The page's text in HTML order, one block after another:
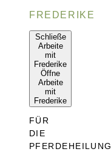
FREDERIKE
Schließe
Arbeite
mit
Frederike
Öffne
Arbeite
mit
Frederike
FÜR
DIE
PFERDEHEILUNG